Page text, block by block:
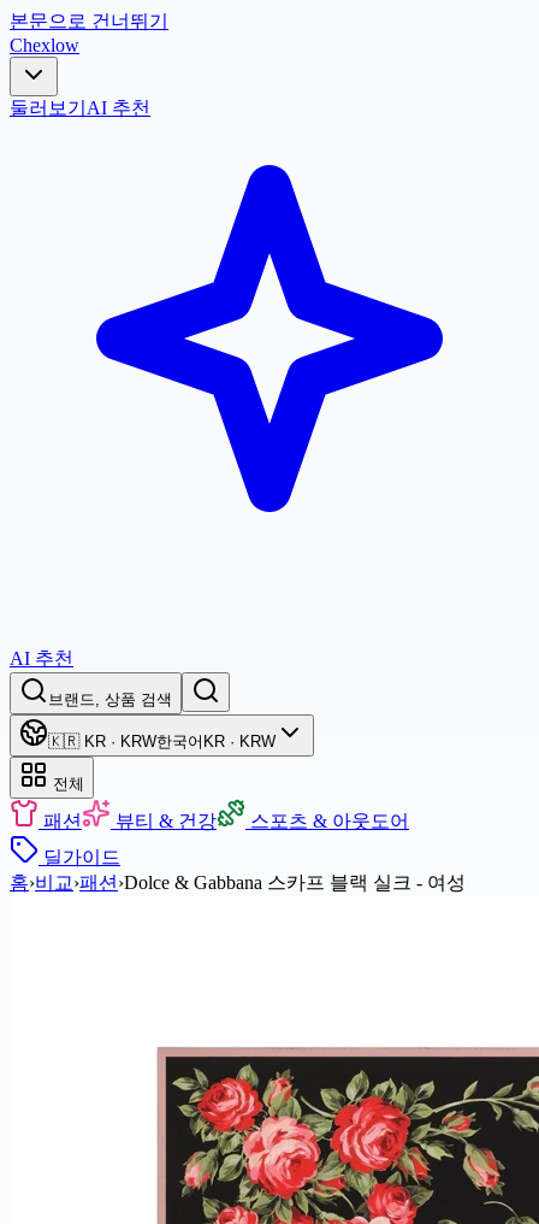
본문으로 건너뛰기
Chexlow
둘러보기 AI 추천
AI 추천
브랜드, 상품 검색
🇰🇷 KR · KRW한국어 KR · KRW
전체
패션 뷰티 & 건강
스포츠 & 아웃도어
딜가이드
홈›비교›패션 ›Dolce & Gabbana 스카프 블랙 실크 - 여성